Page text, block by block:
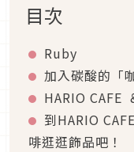
目次
Ruby
加入碳酸的「
HARIO
到HARIO
啡逛逛飾品吧！